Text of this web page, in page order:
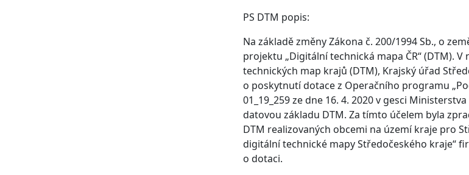
PS DTM popis:
Na základě změny Zákona č. 200/1994 Sb., o
projektu „Digitální technická mapa ČR“ (DTM).
technických map krajů (DTM), Krajský úřad
o poskytnutí dotace z Operačního programu
01_19_259 ze dne 16. 4. 2020 v gesci
datovou základu DTM. Za tímto účelem byla
DTM realizovaných obcemi na území kraje pro
digitální technické mapy Středočeského kraje“
o dotaci.